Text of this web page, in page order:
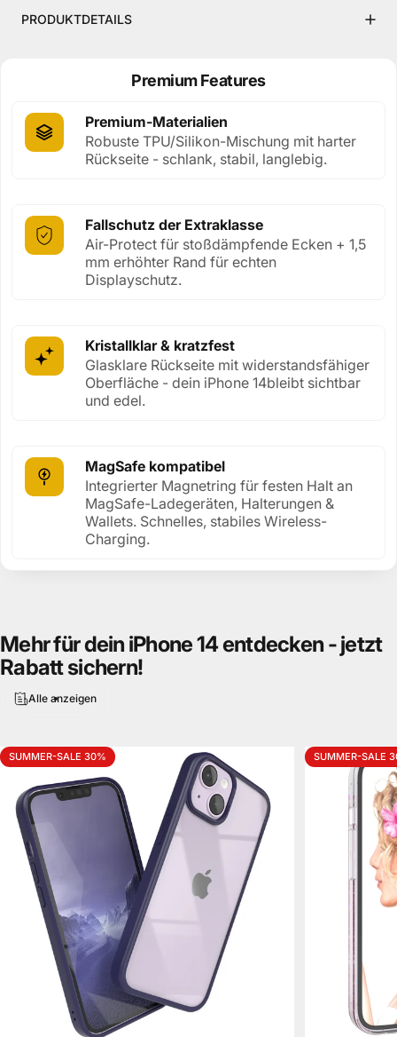
PRODUKTDETAILS
Premium Features
Premium-Materialien
Robuste TPU/Silikon-Mischung mit harter
Rückseite - schlank, stabil, langlebig.
Fallschutz der Extraklasse
Air-Protect für stoßdämpfende Ecken + 1,5
mm erhöhter Rand für echten
Displayschutz.
Kristallklar & kratzfest
Glasklare Rückseite mit widerstandsfähiger
Oberfläche - dein iPhone 14bleibt sichtbar
und edel.
MagSafe kompatibel
Integrierter Magnetring für festen Halt an
MagSafe-Ladegeräten, Halterungen &
Wallets. Schnelles, stabiles Wireless-
Charging.
Mehrfürdein iPhone14entdecken -jetzt
Rabattsichern!
Alle anzeigen
SUMMER-SALE 30% SUMMER-SALE